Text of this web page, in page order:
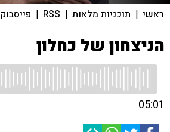
ראשי | תוכניות מלאות |
RSS
| פייסבוק
הניצחון של כחלון
05:01